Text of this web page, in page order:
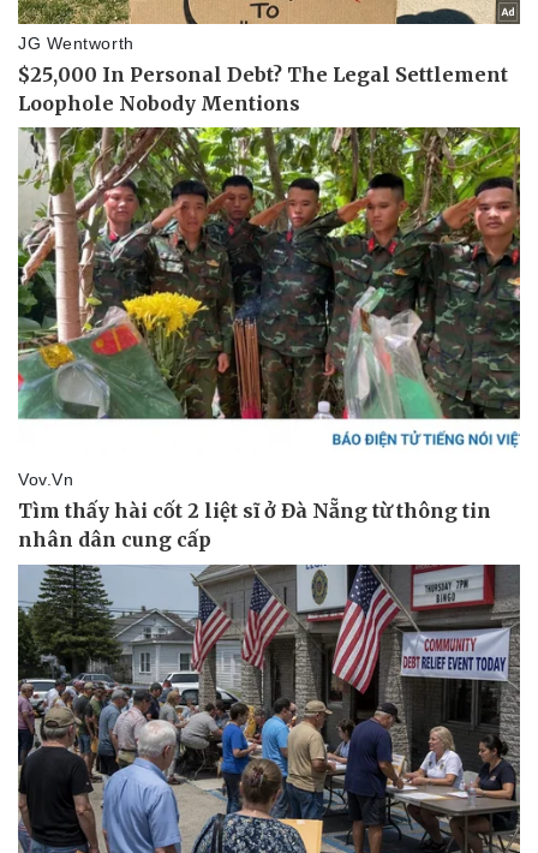
Kinh tế
Bất động sản
Khởi nghiệp
Giá vàng
Tiêu dùng
Tỷ giá
Chứng khoán
Giá cà phê